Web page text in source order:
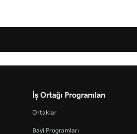
İş Ortağı Programları
Ortaklar
Bayi Programları